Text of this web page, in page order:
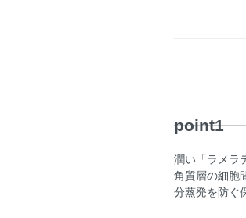
point1
潤い「ラメラ
角質層の細胞
分蒸発を防ぐ